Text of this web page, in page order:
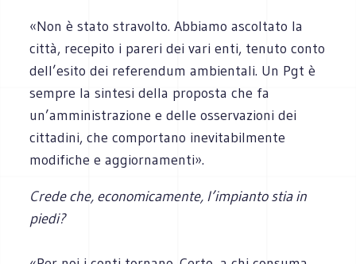
«Non è stato stravolto. Abbiamo ascoltato la
città, recepito i pareri dei vari enti, tenuto conto
dell’esito dei referendum ambientali. Un Pgt è
sempre la sintesi della proposta che fa
un’amministrazione e delle osservazioni dei
cittadini, che comportano inevitabilmente
modifiche e aggiornamenti».
Crede che, economicamente, l’impianto stia in
piedi?